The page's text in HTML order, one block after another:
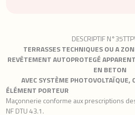
DESCRIPTIF
TERRASSES TECHNIQUES OU A
REVÊTEMENTAUTOPROTEGÉ APPARENT
EN BETON
AVEC SYSTÈME PHOTOVOLTAÏQUE,
ÉLÉMENT PORTEUR
Maçonnerie conforme aux prescriptions
NF DTU 43.1.